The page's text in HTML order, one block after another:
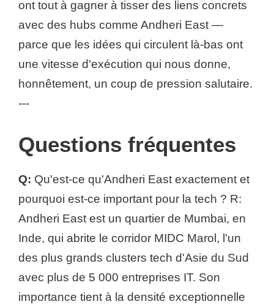
ont tout à gagner à tisser des liens concrets
avec des hubs comme Andheri East —
parce que les idées qui circulent là-bas ont
une vitesse d'exécution qui nous donne,
honnêtement, un coup de pression salutaire.
---
Questions fréquentes
Q: Qu'est-ce qu'Andheri East exactement et
pourquoi est-ce important pour la tech ? R:
Andheri East est un quartier de Mumbai, en
Inde, qui abrite le corridor MIDC Marol, l'un
des plus grands clusters tech d'Asie du Sud
avec plus de 5 000 entreprises IT. Son
importance tient à la densité exceptionnelle